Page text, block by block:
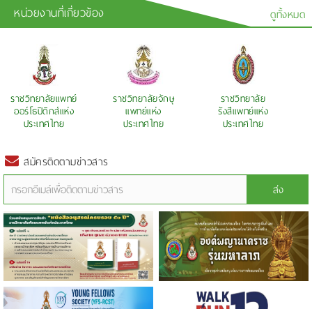
หน่วยงานที่เกี่ยวข้อง ดูทั้งหมด
ราชวิทยาลัยแพทย์
ออร์โธปิดิกส์แห่ง
ประเทศไทย
ราชวิทยาลัยจักษุ
แพทย์แห่ง
ประเทศไทย
ราชวิทยาลัย
รังสีแพทย์แห่ง
ประเทศไทย
สมัครติดตามข่าวสาร
ส่ง